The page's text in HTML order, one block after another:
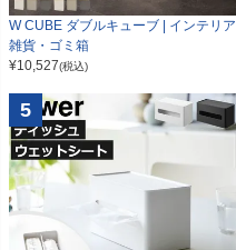
W CUBE ダブルキューブ | インテリア
雑貨・ゴミ箱
¥10,527(税込)
5